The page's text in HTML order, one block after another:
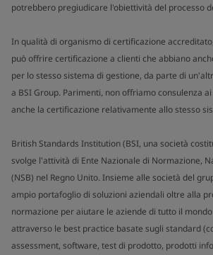
potrebbero pregiudicare l'obiettività del processo
In qualità di organismo di certificazione
può offrire certificazione a clienti che abbiano
per lo stesso sistema di gestione, da parte di
a BSI Group. Parimenti, non offriamo consulenza
anche la certificazione relativamente allo stesso
British Standards Institution (BSI, una società
svolge l'attività di Ente Nazionale di Normazione,
(NSB) nel Regno Unito. Insieme alle società del
ampio portafoglio di soluzioni aziendali oltre alla
normazione per aiutare le aziende di tutto il
attraverso le best practice basate sugli standard
assessment, software, test di prodotto, prodotti